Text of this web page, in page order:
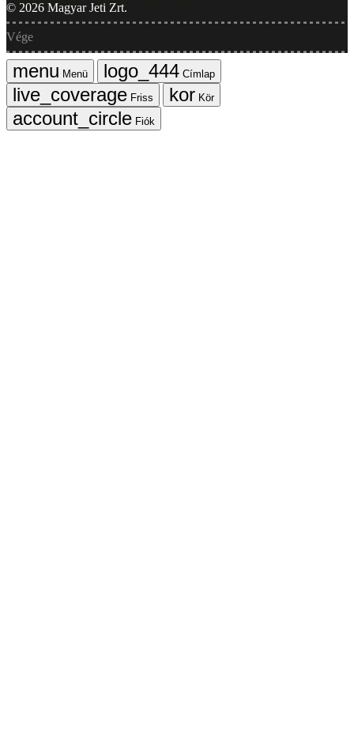
© 2026 Magyar Jeti Zrt.
Vége
Menü
Címlap
Friss
Kör
Fiók